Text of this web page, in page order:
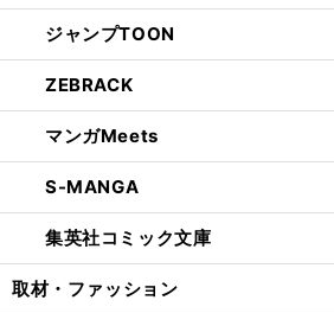
ジャンプTOON
ZEBRACK
マンガMeets
S-MANGA
集英社コミック文庫
取材・ファッション